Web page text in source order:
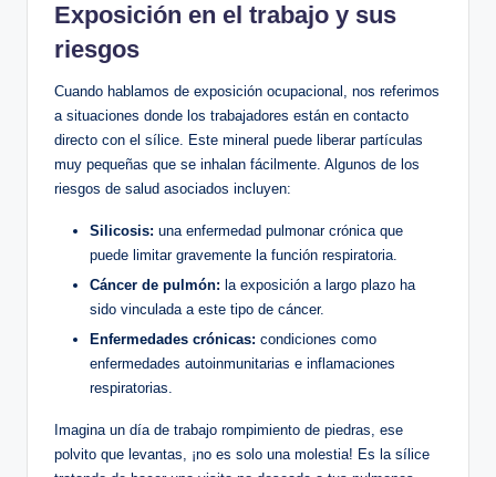
Exposición ⁢en el trabajo y⁢ sus
riesgos
Cuando hablamos‍ de ‌exposición ocupacional, nos referimos‍
a situaciones donde los trabajadores están‍ en ⁤contacto
directo con ‍el⁤ sílice. Este mineral puede⁢ liberar partículas
muy pequeñas que se inhalan fácilmente. Algunos de los
riesgos de salud asociados ‍incluyen:
Silicosis: una ⁣enfermedad pulmonar crónica que ​
puede limitar gravemente​ la función‌ respiratoria.
Cáncer de pulmón: la exposición⁣ a largo plazo ha
sido vinculada a‍ este tipo‌ de cáncer.
Enfermedades ‍crónicas: condiciones como
enfermedades autoinmunitarias e inflamaciones
respiratorias.
Imagina un día‌ de trabajo rompimiento de piedras, ese
polvito que levantas, ¡no ‍es solo una molestia! Es ⁣la sílice